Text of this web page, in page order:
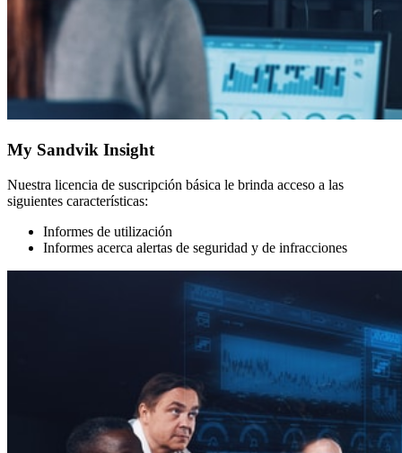
My Sandvik Insight
Nuestra licencia de suscripción básica le brinda acceso a las
siguientes características:
Informes de utilización
Informes acerca alertas de seguridad y de infracciones